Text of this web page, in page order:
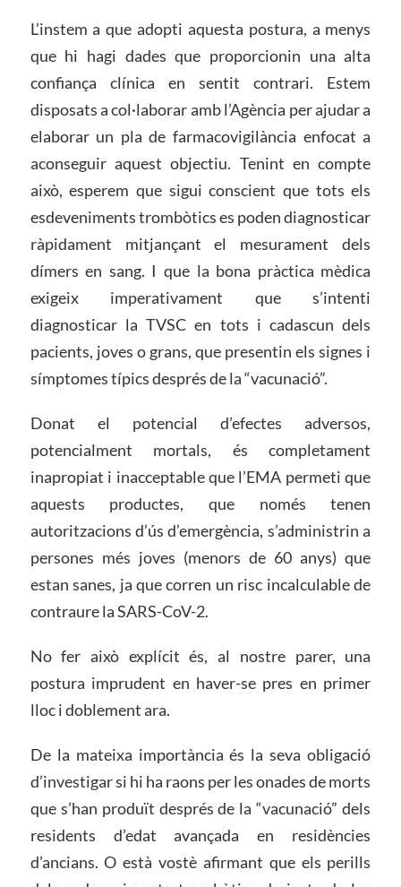
L’instem a que adopti aquesta postura, a menys
que hi hagi dades que proporcionin una alta
confiança clínica en sentit contrari. Estem
disposats a col·laborar amb l’Agència per ajudar a
elaborar un pla de farmacovigilància enfocat a
aconseguir aquest objectiu. Tenint en compte
això, esperem que sigui conscient que tots els
esdeveniments trombòtics es poden diagnosticar
ràpidament mitjançant el mesurament dels
dímers en sang. I que la bona pràctica mèdica
exigeix ​​imperativament que s’intenti
diagnosticar la TVSC en tots i cadascun dels
pacients, joves o grans, que presentin els signes i
símptomes típics després de la “vacunació”.
Donat el potencial d’efectes adversos,
potencialment mortals, és completament
inapropiat i inacceptable que l’EMA permeti que
aquests productes, que només tenen
autoritzacions d’ús d’emergència, s’administrin a
persones més joves (menors de 60 anys) que
estan sanes, ja que corren un risc incalculable de
contraure la SARS-CoV-2.
No fer això explícit és, al nostre parer, una
postura imprudent en haver-se pres en primer
lloc i doblement ara.
De la mateixa importància és la seva obligació
d’investigar si hi ha raons per les onades de morts
que s’han produït després de la “vacunació” dels
residents d’edat avançada en residències
d’ancians. O està vostè afirmant que els perills